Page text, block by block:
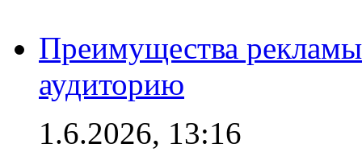
Преимущества
аудиторию
1.6.2026, 13:16